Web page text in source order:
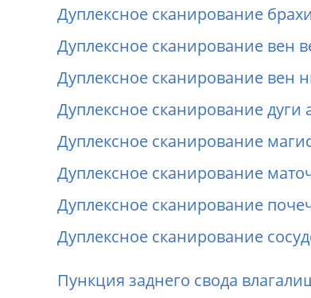
Дуплексное сканирование
Дуплексное сканирование вен
Дуплексное сканирование вен
Дуплексное сканирование дуги
Дуплексное сканирование
Дуплексное сканирование
Дуплексное сканирование
Дуплексное сканирование
Пункция заднего свода